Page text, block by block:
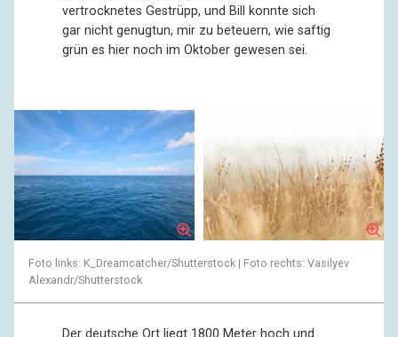
vertrocknetes Gestrüpp, und Bill konnte sich
gar nicht genugtun, mir zu beteuern, wie saftig
grün es hier noch im Oktober gewesen sei.
Foto links: K_Dreamcatcher/Shutterstock | Foto rechts: Vasilyev
Alexandr/Shutterstock
Der deutsche Ort liegt 1800 Meter hoch und